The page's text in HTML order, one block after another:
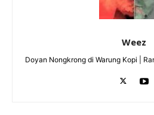
Weez
Doyan Nongkrong di Warung Kopi |